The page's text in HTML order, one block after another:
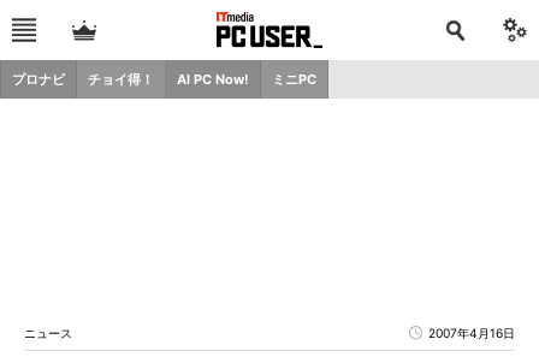
プロナビ チョイ得！ AI PC Now! ミニPC
ニュース 2007年4月16日